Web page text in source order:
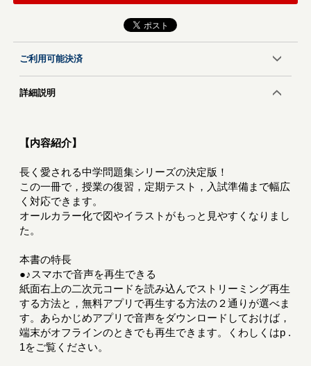
ご利用可能決済
詳細説明
【内容紹介】
長く愛される中学問題集シリーズの決定版！
この一冊で，授業の復習，定期テスト，入試準備まで幅広
く対応できます。
オールカラー化で図やイラストがもっと見やすくなりまし
た。
本書の特長
●♪スマホで音声を再生できる
紙面右上の二次元コードを読み込んでストリーミング再生
する方法と，無料アプリで再生する方法の２通りが選べま
す。あらかじめアプリで音声をダウンロードしておけば，
端末がオフラインのときでも再生できます。くわしくはp .
1をご覧ください。